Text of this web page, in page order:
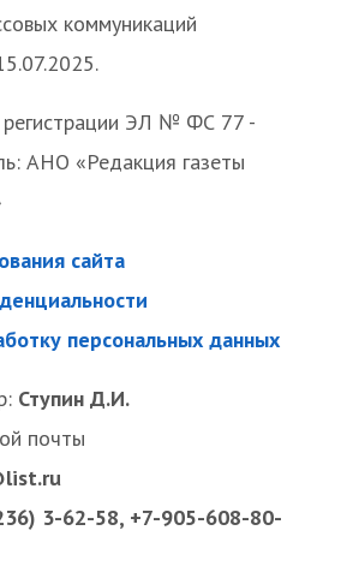
коммуникаций
регистрации ЭЛ № ФС 77 -
АНО «Редакция газеты
сайта
персональных данных
Ступин Д.И.
почты
3-62-58, +7-905-608-80-